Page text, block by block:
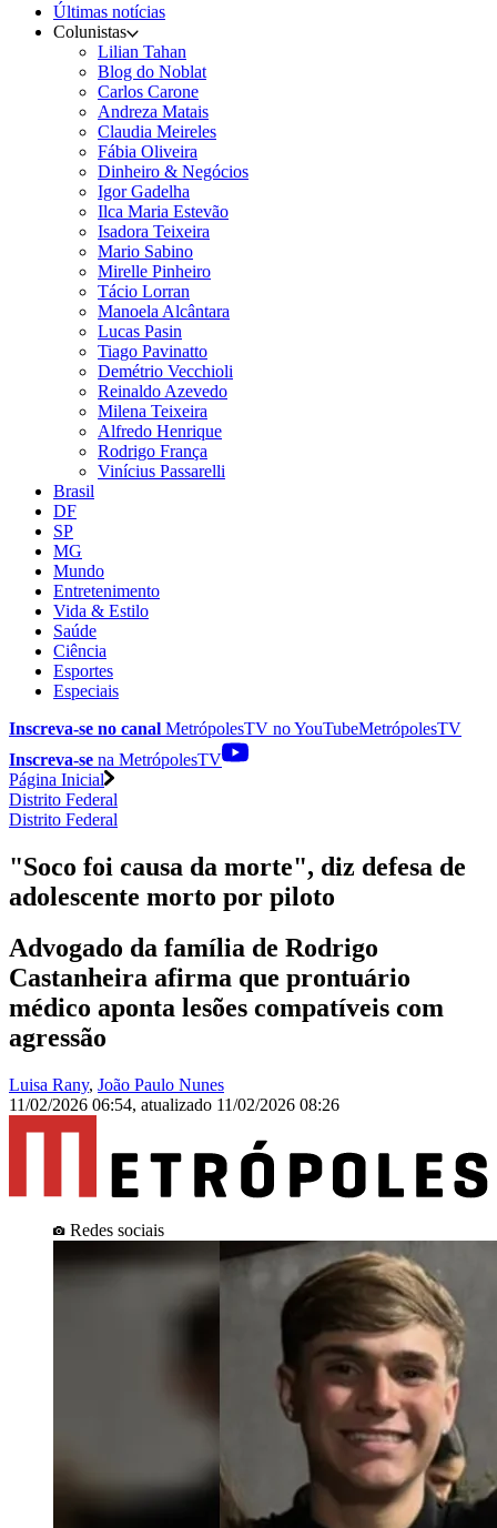
Últimas notícias
Colunistas
Lilian Tahan
Blog do Noblat
Carlos Carone
Andreza Matais
Claudia Meireles
Fábia Oliveira
Dinheiro & Negócios
Igor Gadelha
Ilca Maria Estevão
Isadora Teixeira
Mario Sabino
Mirelle Pinheiro
Tácio Lorran
Manoela Alcântara
Lucas Pasin
Tiago Pavinatto
Demétrio Vecchioli
Reinaldo Azevedo
Milena Teixeira
Alfredo Henrique
Rodrigo França
Vinícius Passarelli
Brasil
DF
SP
MG
Mundo
Entretenimento
Vida & Estilo
Saúde
Ciência
Esportes
Especiais
Inscreva-se no canal MetrópolesTV noYouTubeMetrópolesTV
Inscreva-se na MetrópolesTV
Página Inicial
Distrito Federal
Distrito Federal
"Soco foi causa da morte", diz defesa de
adolescente morto por piloto
Advogado da família de Rodrigo
Castanheira afirma que prontuário
médico aponta lesões compatíveis com
agressão
Luisa Rany, João Paulo Nunes
11/02/2026 06:54, atualizado 11/02/2026 08:26
Redes sociais